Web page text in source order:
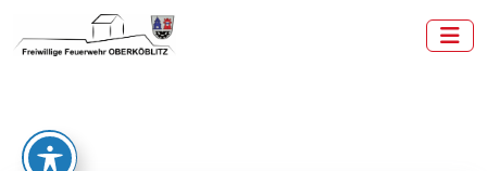
Inhalt
springen